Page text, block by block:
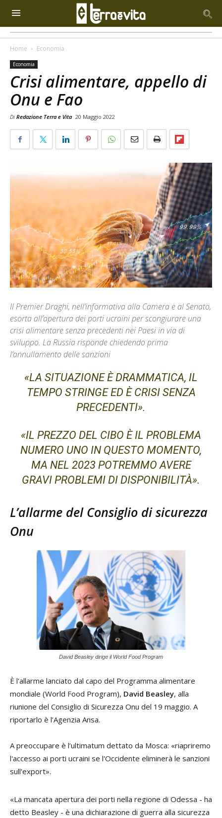
Home Economia
Economia
Crisi alimentare, appello di
Onu e Fao
Di Redazione Terra e Vita 20 Maggio 2022
Il Premier Draghi, nell’informativa alla Camera e al Senato,
esorta all’apertura dei porti ucraini per scongiurare una
crisi alimentare senza precedenti nei Paesi in via di
sviluppo. La Russia risponde chiedendo prima
l’annullamento delle sanzioni
«LA SITUAZIONE È DRAMMATICA, IL
TEMPO STRINGE ED È CRISI SENZA
PRECEDENTI».
«IL PREZZO DEL CIBO È IL PROBLEMA
NUMERO UNO IN QUESTO MOMENTO,
MA NEL 2023 POTREMMO AVERE
GRAVI PROBLEMI DI DISPONIBILITÀ».
L’allarme del Consiglio di sicurezza
Onu
David Beasley dirige il World Food Program
È l'allarme lanciato dal capo del Programma alimentare
mondiale (World Food Program), David Beasley, alla
riunione del Consiglio di Sicurezza Onu del 19 maggio. A
riportarlo è l’Agenzia Ansa.
A preoccupare è l’ultimatum dettato da Mosca: «riapriremo
l'accesso ai porti ucraini se l'Occidente eliminerà le sanzioni
sull'export».
«La mancata apertura dei porti nella regione di Odessa - ha
detto Beasley - è una dichiarazione di guerra alla sicurezza